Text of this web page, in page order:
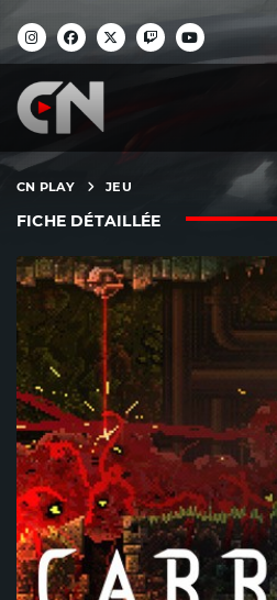
CN PLAY JEU
FICHE DÉTAILLÉE